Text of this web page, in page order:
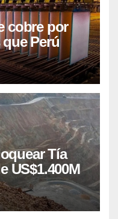
cobre por
que Perú
Tía
US$1.400M